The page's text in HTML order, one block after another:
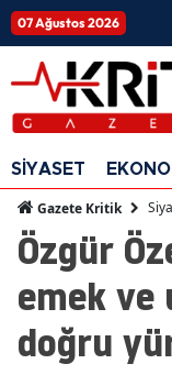
07 Ağustos 2026
SİYASET
Gazete Kritik
Özgür
emek
doğru